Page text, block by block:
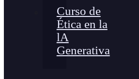
Curso de
Ética en la
lA
Generativa